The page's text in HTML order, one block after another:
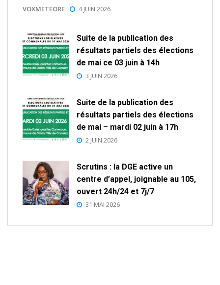
VOXMETEORE 4 JUIN 2026
Suite de la publication des
résultats partiels des élections
de mai ce 03 juin à 14h
3 JUIN 2026
Suite de la publication des
résultats partiels des élections
de mai – mardi 02 juin à 17h
2 JUIN 2026
Scrutins : la DGE active un
centre d’appel, joignable au 105,
ouvert 24h/24 et 7j/7
31 MAI 2026